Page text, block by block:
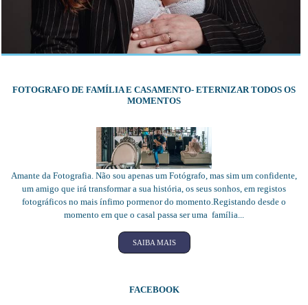
FOTOGRAFO DE FAMÍLIA E CASAMENTO- ETERNIZAR TODOS OS
MOMENTOS
Amante da Fotografia. Não sou apenas um Fotógrafo, mas sim um confidente,
um amigo que irá transformar a sua história, os seus sonhos, em registos
fotográficos no mais ínfimo pormenor do momento.Registando desde o
momento em que o casal passa ser uma família...
SAIBA MAIS
FACEBOOK